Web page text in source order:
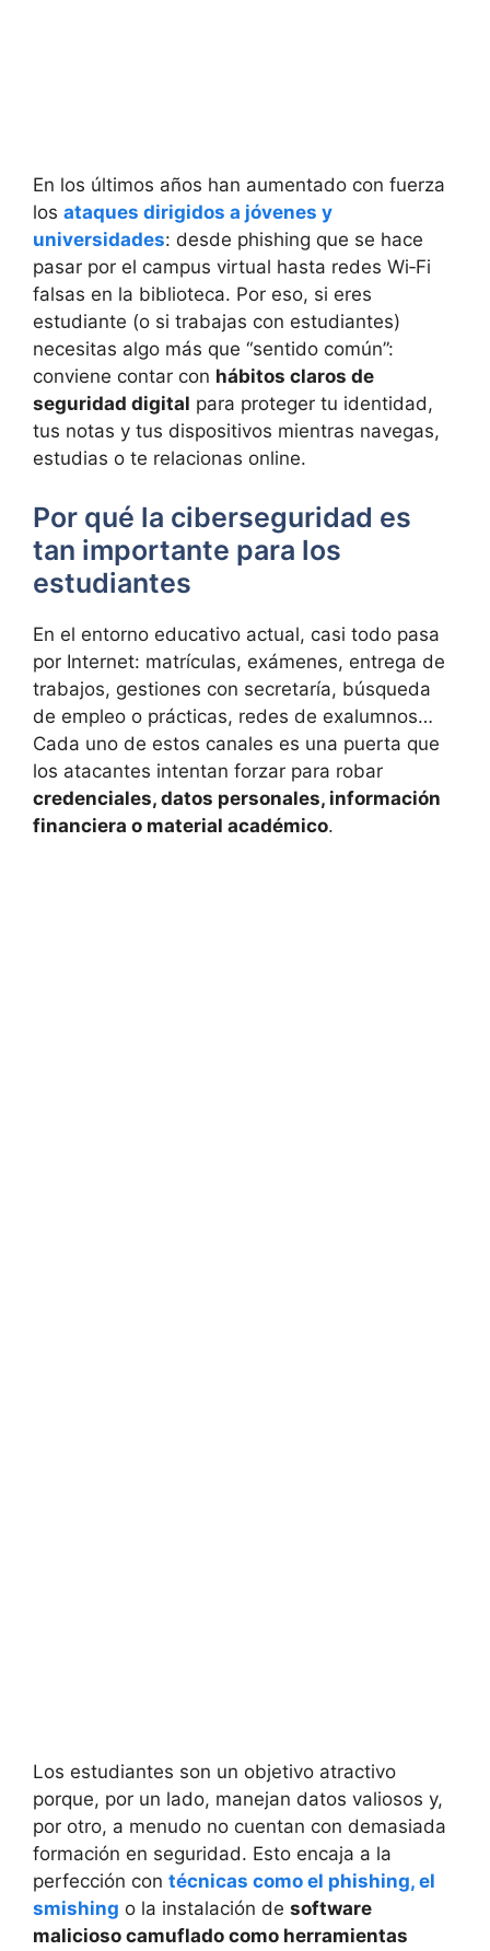
En los últimos años han aumentado con fuerza
los ataques dirigidos a jóvenes y
universidades: desde phishing que se hace
pasar por el campus virtual hasta redes Wi‑Fi
falsas en la biblioteca. Por eso, si eres
estudiante (o si trabajas con estudiantes)
necesitas algo más que “sentido común”:
conviene contar con hábitos claros de
seguridad digital para proteger tu identidad,
tus notas y tus dispositivos mientras navegas,
estudias o te relacionas online.
Por qué la ciberseguridad es
tan importante para los
estudiantes
En el entorno educativo actual, casi todo pasa
por Internet: matrículas, exámenes, entrega de
trabajos, gestiones con secretaría, búsqueda
de empleo o prácticas, redes de exalumnos…
Cada uno de estos canales es una puerta que
los atacantes intentan forzar para robar
credenciales, datos personales, información
financiera o material académico.
Los estudiantes son un objetivo atractivo
porque, por un lado, manejan datos valiosos y,
por otro, a menudo no cuentan con demasiada
formación en seguridad. Esto encaja a la
perfección con técnicas como el phishing, el
smishing o la instalación de software
malicioso camuflado como herramientas